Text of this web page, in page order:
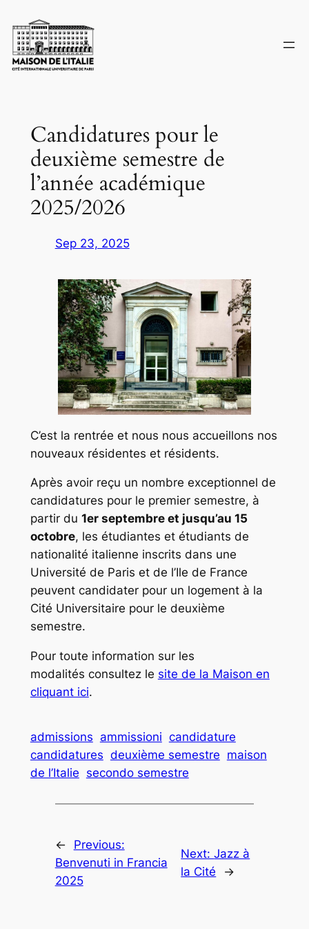
to
content
Candidatures pour le
deuxième semestre de
l’année académique
2025/2026
Sep 23, 2025
C’est la rentrée et nous nous accueillons nos
nouveaux résidentes et résidents.
Après avoir reçu un nombre exceptionnel de
candidatures pour le premier semestre, à
partir du 1er septembre et jusqu’au 15
octobre, les étudiantes et étudiants de
nationalité italienne inscrits dans une
Université de Paris et de l’Ile de France
peuvent candidater pour un logement à la
Cité Universitaire pour le deuxième
semestre.
Pour toute information sur les
modalités consultez le site de la Maison en
cliquant ici.
admissions ammissioni candidature
candidatures deuxième semestre maison
de l’Italie secondo semestre
←
Previous:
Benvenuti in Francia
2025
Next:Jazz à
la Cité
→